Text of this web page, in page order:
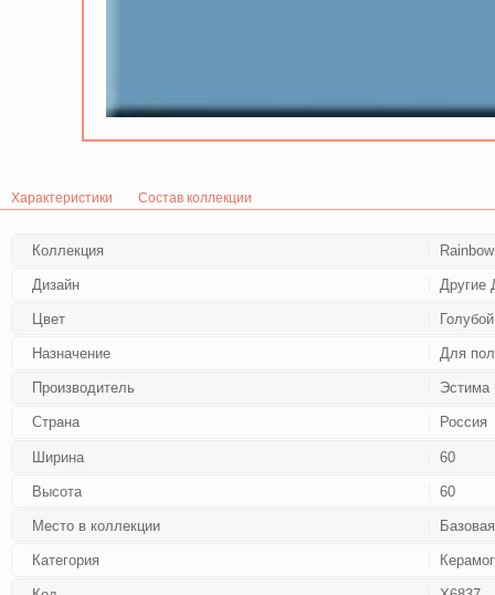
Характеристики Состав коллекции
Коллекция Rainbow
Дизайн Другие
Цвет Голубой
Назначение Для
Производитель Эстима
Страна Россия
Ширина 60
Высота 60
Место в коллекции
Категория